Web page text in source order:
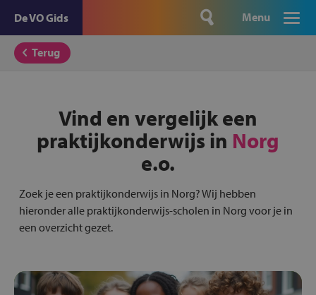
De VO Gids Menu
Terug
Vind en vergelijk een
praktijkonderwijs in Norg
e.o.
Zoek je een praktijkonderwijs in Norg? Wij hebben
hieronder alle praktijkonderwijs-scholen in Norg voor je in
een overzicht gezet.